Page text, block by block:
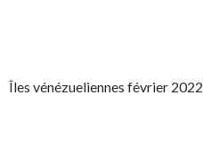
Îles vénézueliennes février 2022